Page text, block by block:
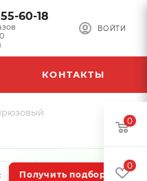
ВОЙТИ
60-18
КОНТАКТЫ
Получить подбор
0
0